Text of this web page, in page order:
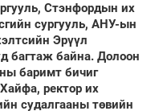
Стэнфордын их
сургууль, АНУ-ын
Эрүүл
багтаж байна. Долоон
баримт бичиг
ректор их
судалгааны төвийн